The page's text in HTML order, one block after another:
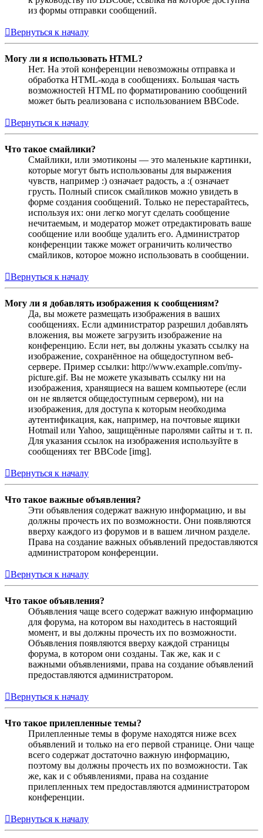
из формы отправки сообщений.
Вернуться к началу
Могу ли я использовать HTML?
Нет. На этой конференции невозможны отправка и
обработка HTML-кода в сообщениях. Большая часть
возможностей HTML по форматированию сообщений
может быть реализована с использованием BBCode.
Вернуться к началу
Что такое смайлики?
Смайлики, или эмотиконы — это маленькие картинки,
которые могут быть использованы для выражения
чувств, например :) означает радость, а :( означает
грусть. Полный список смайликов можно увидеть в
форме создания сообщений. Только не перестарайтесь,
используя их: они легко могут сделать сообщение
нечитаемым, и модератор может отредактировать ваше
сообщение или вообще удалить его. Администратор
конференции также может ограничить количество
смайликов, которое можно использовать в сообщении.
Вернуться к началу
Могу ли я добавлять изображения к сообщениям?
Да, вы можете размещать изображения в ваших
сообщениях. Если администратор разрешил добавлять
вложения, вы можете загрузить изображение на
конференцию. Если нет, вы должны указать ссылку на
изображение, сохранённое на общедоступном веб-
сервере. Пример ссылки: http://www.example.com/my-
picture.gif. Вы не можете указывать ссылку ни на
изображения, хранящиеся на вашем компьютере (если
он не является общедоступным сервером), ни на
изображения, для доступа к которым необходима
аутентификация, как, например, на почтовые ящики
Hotmail или Yahoo, защищённые паролями сайты и т. п.
Для указания ссылок на изображения используйте в
сообщениях тег BBCode [img].
Вернуться к началу
Что такое важные объявления?
Эти объявления содержат важную информацию, и вы
должны прочесть их по возможности. Они появляются
вверху каждого из форумов и в вашем личном разделе.
Права на создание важных объявлений предоставляются
администратором конференции.
Вернуться к началу
Что такое объявления?
Объявления чаще всего содержат важную информацию
для форума, на котором вы находитесь в настоящий
момент, и вы должны прочесть их по возможности.
Объявления появляются вверху каждой страницы
форума, в котором они созданы. Так же, как и с
важными объявлениями, права на создание объявлений
предоставляются администратором.
Вернуться к началу
Что такое прилепленные темы?
Прилепленные темы в форуме находятся ниже всех
объявлений и только на его первой странице. Они чаще
всего содержат достаточно важную информацию,
поэтому вы должны прочесть их по возможности. Так
же, как и с объявлениями, права на создание
прилепленных тем предоставляются администратором
конференции.
Вернуться к началу